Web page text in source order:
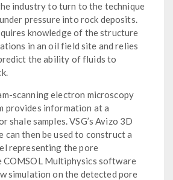
industry to turn to the technique
pressure into rock deposits.
knowledge of the structure
in an oil field site and relies
the ability of fluids to
scanning electron microscopy
provides information at a
shale samples. VSG’s Avizo 3D
can then be used to construct a
representing the pore
Multiphysics software
simulation on the detected pore